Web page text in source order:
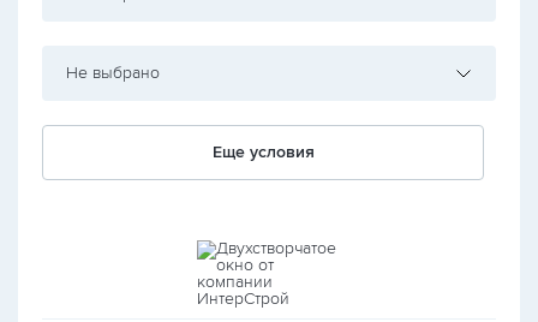
Не выбрано
Еще условия